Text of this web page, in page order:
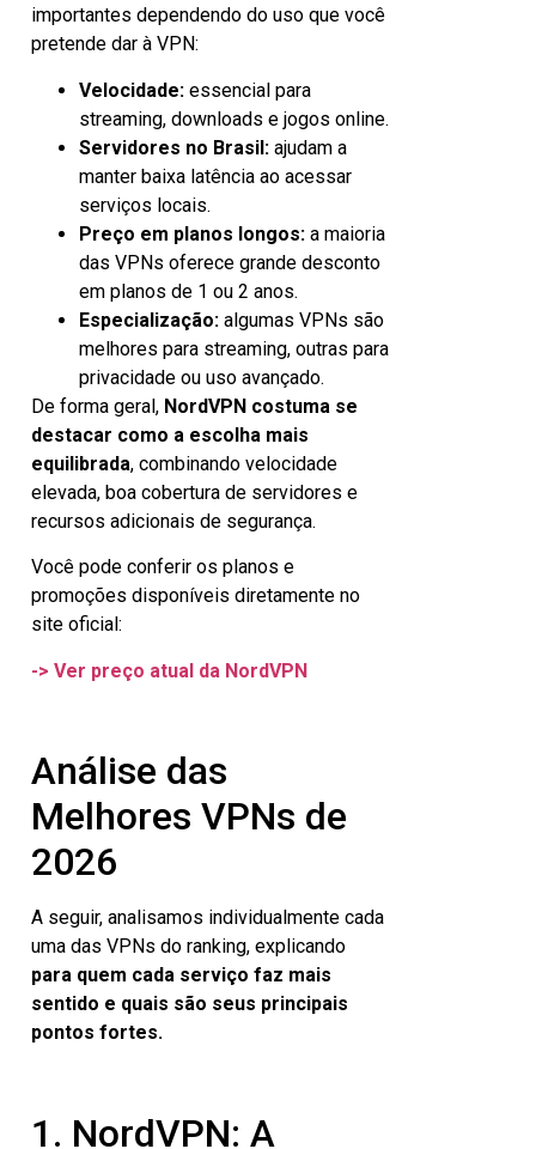
importantes dependendo do uso que você
pretende dar à VPN:
Velocidade: essencial para
streaming, downloads e jogos online.
Servidores no Brasil: ajudam a
manter baixa latência ao acessar
serviços locais.
Preço em planos longos: a maioria
das VPNs oferece grande desconto
em planos de 1 ou 2 anos.
Especialização: algumas VPNs são
melhores para streaming, outras para
privacidade ou uso avançado.
De forma geral, NordVPN costuma se
destacar como a escolha mais
equilibrada, combinando velocidade
elevada, boa cobertura de servidores e
recursos adicionais de segurança.
Você pode conferir os planos e
promoções disponíveis diretamente no
site oficial:
-> Ver preço atual da NordVPN
Análise das
Melhores VPNs de
2026
A seguir, analisamos individualmente cada
uma das VPNs do ranking, explicando
para quem cada serviço faz mais
sentido e quais são seus principais
pontos fortes.
1. NordVPN: A